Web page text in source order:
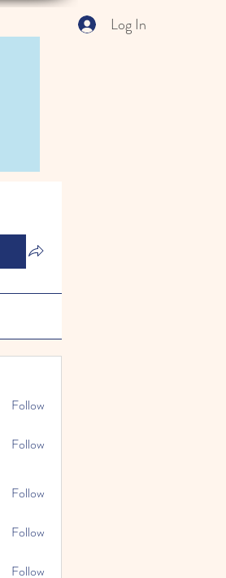
Log In
Follow
Follow
Follow
Follow
Follow